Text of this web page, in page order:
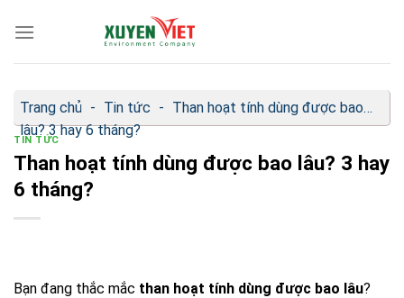
qua
Trang chủ - Tin tức - Than hoạt tính dùng được bao
lâu? 3 hay 6 tháng?
TIN TỨC
Than hoạt tính dùng được bao lâu? 3 hay
6 tháng?
Bạn đang thắc mắc than hoạt tính dùng được bao lâu?